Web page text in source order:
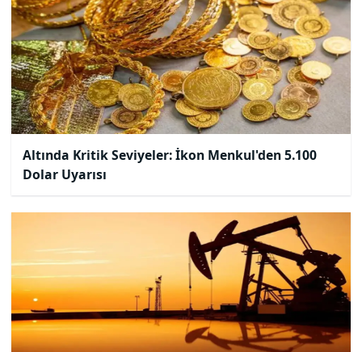
Altında Kritik Seviyeler: İkon Menkul'den 5.100
Dolar Uyarısı